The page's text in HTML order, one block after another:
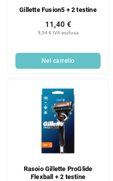
Gillette Fusion5 + 2 testine
9,34 € IVA esclusa
11,40 €
Nel carrello
Rasoio Gillette ProGlide
Flexball + 2 testine